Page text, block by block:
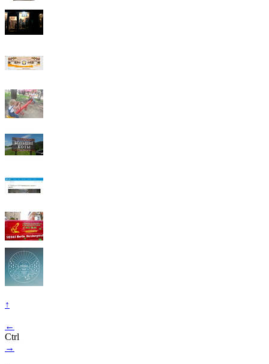
↑
←
Ctrl
→